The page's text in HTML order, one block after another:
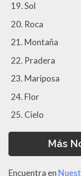
Sol
Roca
Montaña
Pradera
Mariposa
Flor
Cielo
Más
Encuentra en